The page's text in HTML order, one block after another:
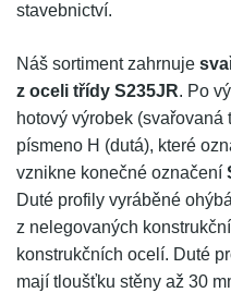
stavebnictví.
Náš sortiment zahrnuje
z oceli třídy S235JR. Po
hotový výrobek
písmeno H (dutá), které
vznikne konečné označení
Duté profily vyráběné
z nelegovaných
konstrukčních ocelí. Duté
mají tloušťku stěny až 30